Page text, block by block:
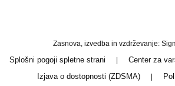
Zasnova, izvedba in vzdrževanje:
Splošni pogoji spletne strani Center za
Izjava o dostopnosti (ZDSMA)